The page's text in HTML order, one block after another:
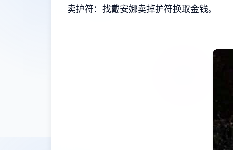
卖护符：找戴安娜卖掉护符换取金钱。